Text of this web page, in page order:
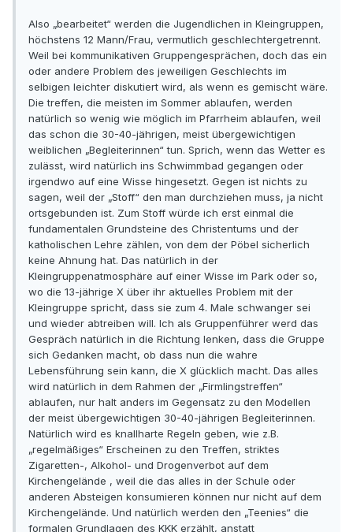
Also „bearbeitet“ werden die Jugendlichen in Kleingruppen,
höchstens 12 Mann/Frau, vermutlich geschlechtergetrennt.
Weil bei kommunikativen Gruppengesprächen, doch das ein
oder andere Problem des jeweiligen Geschlechts im
selbigen leichter diskutiert wird, als wenn es gemischt wäre.
Die treffen, die meisten im Sommer ablaufen, werden
natürlich so wenig wie möglich im Pfarrheim ablaufen, weil
das schon die 30-40-jährigen, meist übergewichtigen
weiblichen „Begleiterinnen“ tun. Sprich, wenn das Wetter es
zulässt, wird natürlich ins Schwimmbad gegangen oder
irgendwo auf eine Wisse hingesetzt. Gegen ist nichts zu
sagen, weil der „Stoff“ den man durchziehen muss, ja nicht
ortsgebunden ist. Zum Stoff würde ich erst einmal die
fundamentalen Grundsteine des Christentums und der
katholischen Lehre zählen, von dem der Pöbel sicherlich
keine Ahnung hat. Das natürlich in der
Kleingruppenatmosphäre auf einer Wisse im Park oder so,
wo die 13-jährige X über ihr aktuelles Problem mit der
Kleingruppe spricht, dass sie zum 4. Male schwanger sei
und wieder abtreiben will. Ich als Gruppenführer werd das
Gespräch natürlich in die Richtung lenken, dass die Gruppe
sich Gedanken macht, ob dass nun die wahre
Lebensführung sein kann, die X glücklich macht. Das alles
wird natürlich in dem Rahmen der „Firmlingstreffen“
ablaufen, nur halt anders im Gegensatz zu den Modellen
der meist übergewichtigen 30-40-jährigen Begleiterinnen.
Natürlich wird es knallharte Regeln geben, wie z.B.
„regelmäßiges“ Erscheinen zu den Treffen, striktes
Zigaretten-, Alkohol- und Drogenverbot auf dem
Kirchengelände , weil die das alles in der Schule oder
anderen Absteigen konsumieren können nur nicht auf dem
Kirchengelände. Und natürlich werden den „Teenies“ die
formalen Grundlagen des KKK erzählt, anstatt